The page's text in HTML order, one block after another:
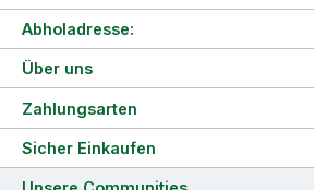
Über uns
Zahlungsarten
Abholadresse:
Sicher Einkaufen